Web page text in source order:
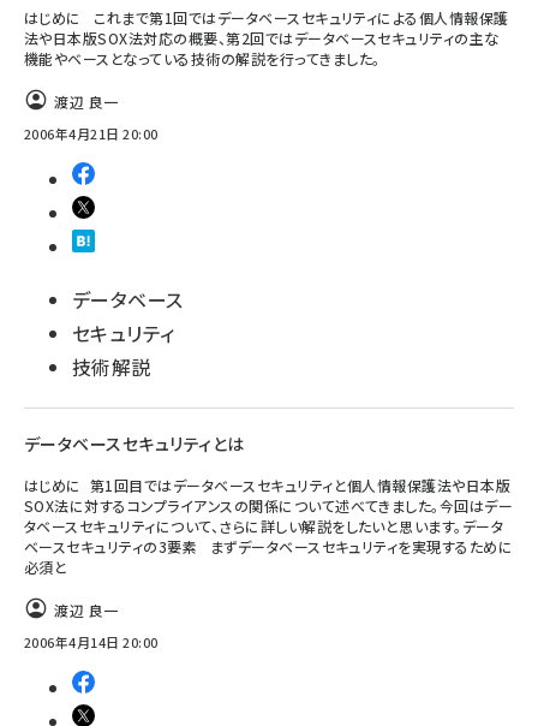
はじめに これまで第1回ではデータベースセキュリティによる個人情報保護
法や日本版SOX法対応の概要、第2回ではデータベースセキュリティの主な
機能やベースとなっている技術の解説を行ってきました。
渡辺 良一
2006年4月21日 20:00
データベース
セキュリティ
技術解説
データベースセキュリティとは
はじめに 第1回目ではデータベースセキュリティと個人情報保護法や日本版
SOX法に対するコンプライアンスの関係について述べてきました。今回はデー
タベースセキュリティについて、さらに詳しい解説をしたいと思います。データ
ベースセキュリティの3要素 まずデータベースセキュリティを実現するために
必須と
渡辺 良一
2006年4月14日 20:00